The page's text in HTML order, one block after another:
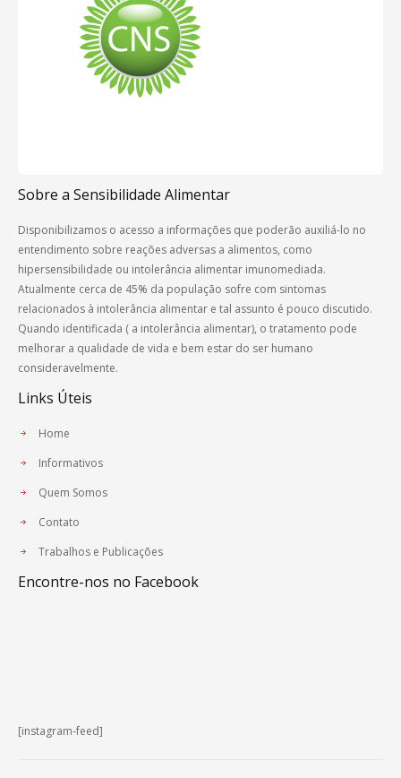
Sobre a Sensibilidade Alimentar
Disponibilizamos o acesso a informações que poderão auxiliá-lo no
entendimento sobre reações adversas a alimentos, como
hipersensibilidade ou intolerância alimentar imunomediada.
Atualmente cerca de 45% da população sofre com sintomas
relacionados à intolerância alimentar e tal assunto é pouco discutido.
Quando identificada ( a intolerância alimentar), o tratamento pode
melhorar a qualidade de vida e bem estar do ser humano
consideravelmente.
Links Úteis
Home
Informativos
Quem Somos
Contato
Trabalhos e Publicações
Encontre-nos no Facebook
[instagram-feed]